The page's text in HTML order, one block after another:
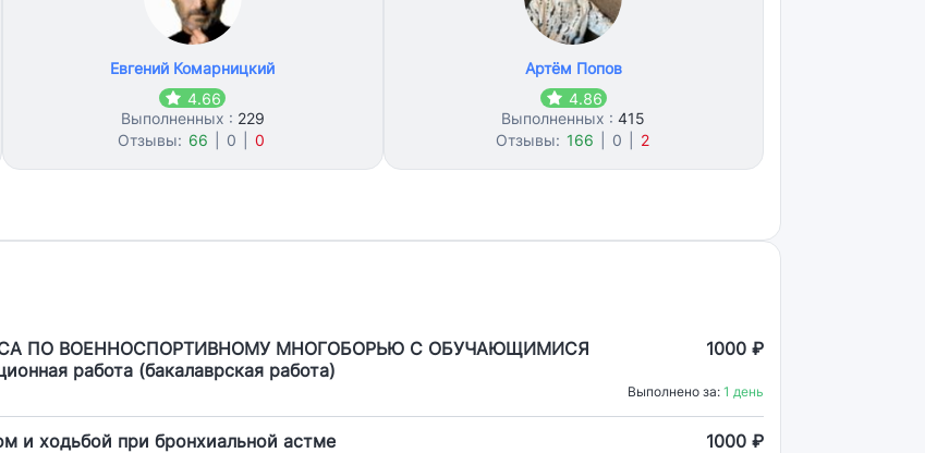
Евгений Комарницкий
4.66
Выполненных : 229
Отзывы: 66 0 0
Артём Попов
4.86
Выполненных :415
Отзывы: 166 0 2
ПО ВОЕННОСПОРТИВНОМУ МНОГОБОРЬЮ С ОБУЧАЮЩИМИСЯ
работа (бакалаврская работа)
1000 ₽
Выполнено за: 1 день
и ходьбой при бронхиальной астме 1000 ₽